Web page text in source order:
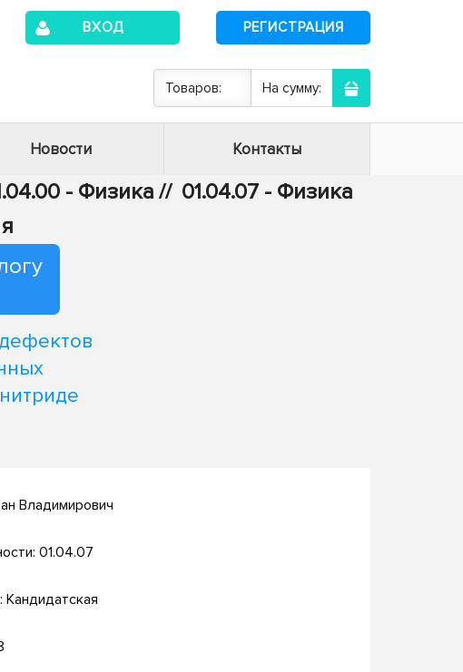
ВХОД РЕГИСТРАЦИЯ
Товаров: На сумму:
Новости Контакты
- Физика // 01.04.07 - Физика
Владимирович
01.04.07
Кандидатская